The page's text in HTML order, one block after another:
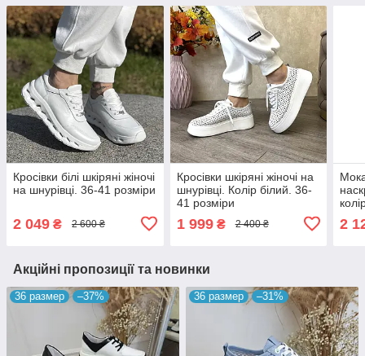
Кросівки білі шкіряні жіночі
на шнурівці. 36-41 розміри
2 049 ₴ 2 600 ₴
Кросівки шкіряні жіночі на
шнурівці. Колір білий. 36-
41 розміри
1 999₴ 2 400 ₴ 2
Акційні пропозиції та новинки
36 размер –37% 36 размер –31%